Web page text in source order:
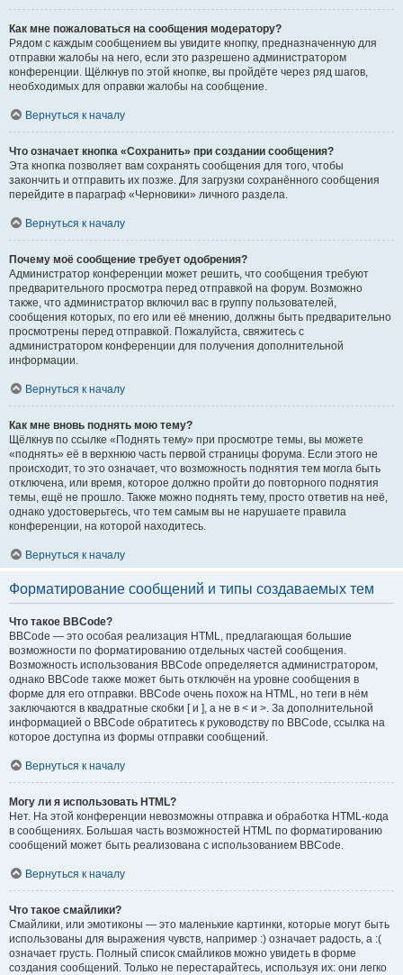
Как мне пожаловаться на сообщения модератору?
Рядом с каждым сообщением вы увидите кнопку, предназначенную для
отправки жалобы на него, если это разрешено администратором
конференции. Щёлкнув по этой кнопке, вы пройдёте через ряд шагов,
необходимых для оправки жалобы на сообщение.
Вернуться к началу
Что означает кнопка «Сохранить» при создании сообщения?
Эта кнопка позволяет вам сохранять сообщения для того, чтобы
закончить и отправить их позже. Для загрузки сохранённого сообщения
перейдите в параграф «Черновики» личного раздела.
Вернуться к началу
Почему моё сообщение требует одобрения?
Администратор конференции может решить, что сообщения требуют
предварительного просмотра перед отправкой на форум. Возможно
также, что администратор включил вас в группу пользователей,
сообщения которых, по его или её мнению, должны быть предварительно
просмотрены перед отправкой. Пожалуйста, свяжитесь с
администратором конференции для получения дополнительной
информации.
Вернуться к началу
Как мне вновь поднять мою тему?
Щёлкнув по ссылке «Поднять тему» при просмотре темы, вы можете
«поднять» её в верхнюю часть первой страницы форума. Если этого не
происходит, то это означает, что возможность поднятия тем могла быть
отключена, или время, которое должно пройти до повторного поднятия
темы, ещё не прошло. Также можно поднять тему, просто ответив на неё,
однако удостоверьтесь, что тем самым вы не нарушаете правила
конференции, на которой находитесь.
Вернуться к началу
Форматирование сообщений и типы создаваемых тем
Что такое BBCode?
BBCode — это особая реализация HTML, предлагающая большие
возможности по форматированию отдельных частей сообщения.
Возможность использования BBCode определяется администратором,
однако BBCode также может быть отключён на уровне сообщения в
форме для его отправки. BBCode очень похож на HTML, но теги в нём
заключаются в квадратные скобки [ и ], а не в < и >. За дополнительной
информацией о BBCode обратитесь к руководству по BBCode, ссылка на
которое доступна из формы отправки сообщений.
Вернуться к началу
Могу ли я использовать HTML?
Нет. На этой конференции невозможны отправка и обработка HTML-кода
в сообщениях. Большая часть возможностей HTML по форматированию
сообщений может быть реализована с использованием BBCode.
Вернуться к началу
Что такое смайлики?
Смайлики, или эмотиконы — это маленькие картинки, которые могут быть
использованы для выражения чувств, например :) означает радость, а :(
означает грусть. Полный список смайликов можно увидеть в форме
создания сообщений. Только не перестарайтесь, используя их: они легко